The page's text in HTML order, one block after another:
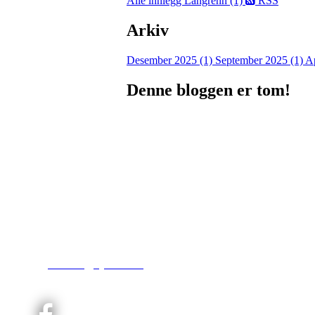
Arkiv
Desember 2025 (1) September 2025 (1)
Denne bloggen er tom!